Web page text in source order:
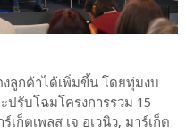
ลูกค้าได้เพิ่มขึ้น โดยทุ่มงบ
รับโฉมโครงการรวม 15
ก็ตเพลส เจ อเวนิว, มาร์เก็ต